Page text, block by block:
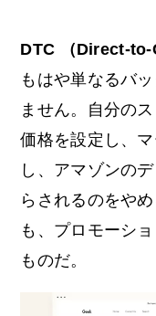
DTC （Direct-
もはや単なるバ
ません。自分の
価格を設定し、
し、アマゾンの
らされるのをや
も、プロモーシ
ものだ。